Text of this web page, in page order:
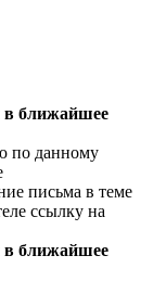
в ближайшее
по данному
письма в теме
ссылку на
в ближайшее